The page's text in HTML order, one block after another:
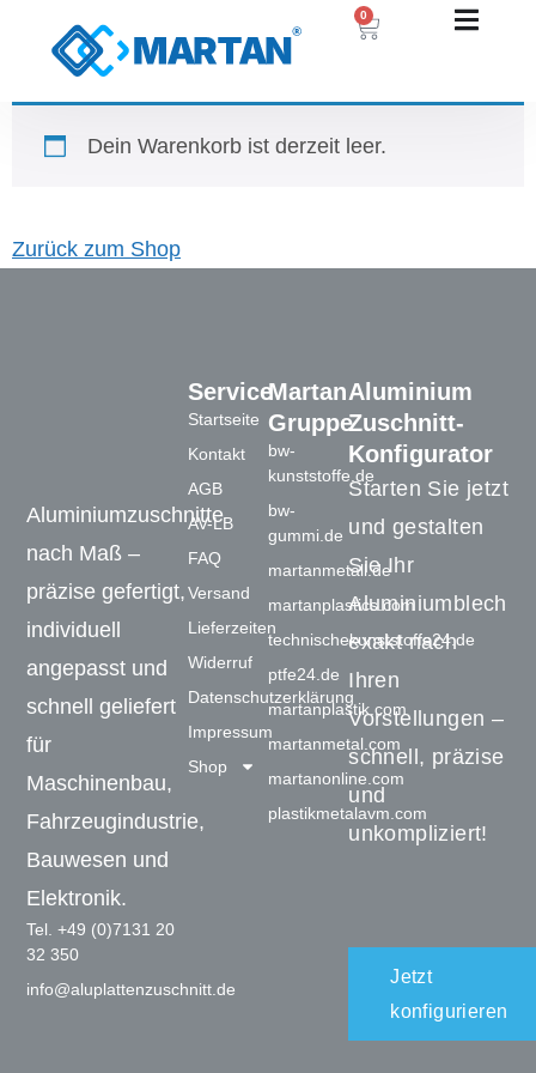
0
Dein Warenkorb ist derzeit leer.
Zurück zum Shop
Aluminiumzuschnitte
nach Maß –
präzise gefertigt,
individuell
angepasst und
schnell geliefert
für
Maschinenbau,
Fahrzeugindustrie,
Bauwesen und
Elektronik.
Tel. +49 (0)7131 20
32 350
info@aluplattenzuschnitt.de
Martan
Gruppe
bw-
kunststoffe.de
bw-
gummi.de
martanmetall.de
martanplastics.com
technischekunststoffe24.de
ptfe24.de
martanplastik.com
martanmetal.com
martanonline.com
plastikmetalavm.com
Service
Startseite
Kontakt
AGB
AV-LB
FAQ
Versand
Lieferzeiten
Widerruf
Datenschutzerklärung
Impressum
Shop
Aluminium
Zuschnitt-
Konfigurator
Starten Sie jetzt
und gestalten
Sie Ihr
Aluminiumblech
exakt nach
Ihren
Vorstellungen –
schnell, präzise
und
unkompliziert!
Jetzt
konfigurieren